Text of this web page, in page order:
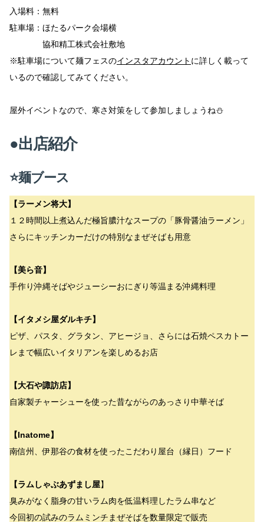
入場料：無料
駐車場：ほたるパーク会場横
協和精工株式会社敷地
※駐車場について麺フェスのインスタアカウント に詳しく載って
いるので確認してみてください。
屋外イベントなので、寒さ対策をして参加しましょうね⛄
●出店紹介
⭐麺ブース
【ラーメン将大】
１２時間以上煮込んだ極旨膿汁なスープの「豚骨醤油ラーメン」
さらにキッチンカーだけの特別なまぜそばも用意
【美ら音】
手作り沖縄そばやジューシーおにぎり等温まる沖縄料理
【イタメシ屋ダルキチ】
ピザ、パスタ、グラタン、アヒージョ、さらには石焼ペスカトー
レまで幅広いイタリアンを楽しめるお店
【大石や諏訪店】
自家製チャーシューを使った昔ながらのあっさり中華そば
【Inatome】
南信州、伊那谷の食材を使ったこだわり屋台（縁日）フード
【ラムしゃぶあずまし屋】
臭みがなく脂身の甘いラム肉を低温料理したラム串など
今回初の試みのラムミンチまぜそばを数量限定で販売